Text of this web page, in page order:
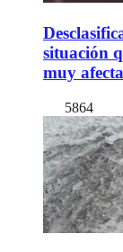
situación
muy
5864